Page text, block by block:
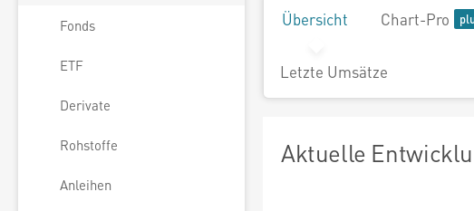
Fonds
ETF
Derivate
Rohstoffe
Anleihen
Übersicht Chart-Pro
Letzte Umsätze
Aktuelle